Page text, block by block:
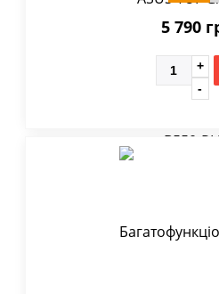
5 790